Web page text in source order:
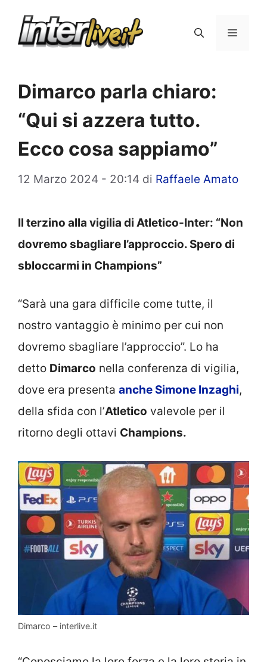
Menu
Dimarco parla chiaro:
“Qui si azzera tutto.
Ecco cosa sappiamo”
12 Marzo 2024 - 20:14 di Raffaele Amato
Il terzino alla vigilia di Atletico-Inter: “Non
dovremo sbagliare l’approccio. Spero di
sbloccarmi in Champions”
“Sarà una gara difficile come tutte, il
nostro vantaggio è minimo per cui non
dovremo sbagliare l’approccio”. Lo ha
detto Dimarco nella conferenza di vigilia,
dove era presenta anche Simone Inzaghi,
della sfida con l’Atletico valevole per il
ritorno degli ottavi Champions.
Dimarco – interlive.it